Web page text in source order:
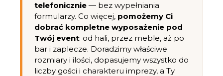
telefonicznie — bez wypełniania
formularzy. Co więcej, pomożemy Ci
dobrać kompletne wyposażenie pod
Twój event: od hali, przez meble, aż po
bar i zaplecze. Doradzimy właściwe
rozmiary i ilości, dopasujemy wszystko do
liczby gości i charakteru imprezy, a Ty